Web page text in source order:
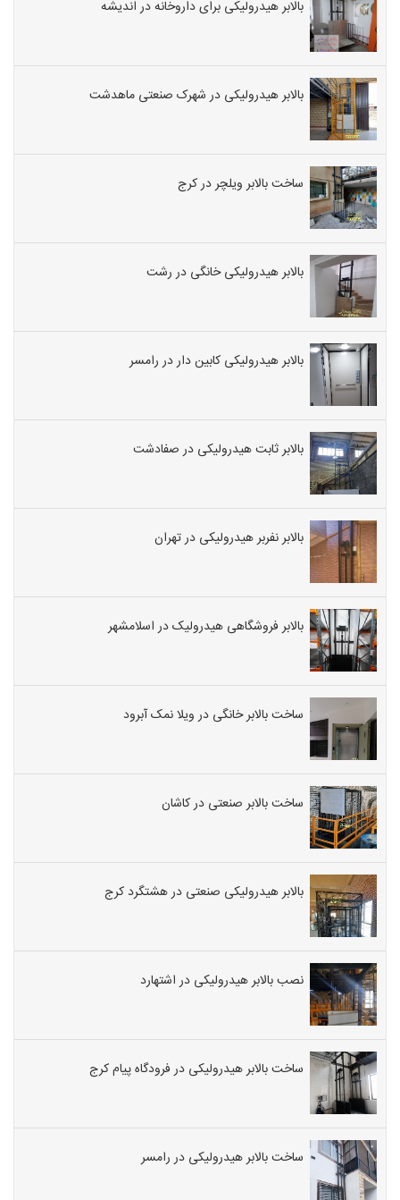
بالابر هیدرولیکی برای داروخانه در اندیشه
بالابر هیدرولیکی در شهرک صنعتی ماهدشت
ساخت بالابر ویلچر در کرج
بالابر هیدرولیکی خانگی در رشت
بالابر هیدرولیکی کابین دار در رامسر
بالابر ثابت هیدرولیکی در صفادشت
بالابر نفربر هیدرولیکی در تهران
بالابر فروشگاهی هیدرولیک در اسلامشهر
ساخت بالابر خانگی در ویلا نمک آبرود
ساخت بالابر صنعتی در کاشان
بالابر هیدرولیکی صنعتی در هشتگرد کرج
نصب بالابر هیدرولیکی در اشتهارد
ساخت بالابر هیدرولیکی در فرودگاه پیام کرج
ساخت بالابر هیدرولیکی در رامسر